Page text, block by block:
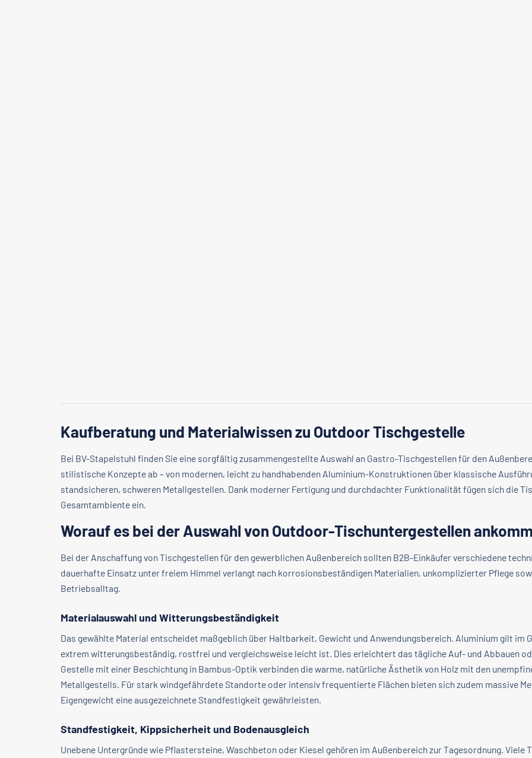
Kaufberatung und Materialwissen zu Outdoor Tischgestelle
Bei BV-Stapelstuhl finden Sie eine sorgfältig zusammengestellte Auswahl an Gastro-Tischgestellen für den
stilistische Konzepte ab – von modernen, leicht zu handhabenden Aluminium-Konstruktionen über klassische
standsicheren, schweren Metallgestellen. Dank moderner Fertigung und durchdachter Funktionalität fügen sich die
Gesamtambiente ein.
Worauf es bei der Auswahl von Outdoor-Tischuntergestellen
Bei der Anschaffung von Tischgestellen für den gewerblichen Außenbereich sollten B2B-Einkäufer verschiedene
dauerhafte Einsatz unter freiem Himmel verlangt nach korrosionsbeständigen Materialien, unkomplizierter Pflege
Betriebsalltag.
Materialauswahl und Witterungsbeständigkeit
Das gewählte Material entscheidet maßgeblich über Haltbarkeit, Gewicht und Anwendungsbereich. Aluminium gilt
extrem witterungsbeständig, rostfrei und vergleichsweise leicht ist. Dies erleichtert das tägliche Auf- und Abbauen
Gestelle mit einer Beschichtung in Bambus-Optik verbinden die warme, natürliche Ästhetik von Holz mit den
Metallgestells. Für stark windgefährdete Standorte oder intensiv frequentierte Flächen bieten sich zudem massive
Eigengewicht eine ausgezeichnete Standfestigkeit gewährleisten.
Standfestigkeit, Kippsicherheit und Bodenausgleich
Unebene Untergründe wie Pflastersteine, Waschbeton oder Kiesel gehören im Außenbereich zur Tagesordnung.